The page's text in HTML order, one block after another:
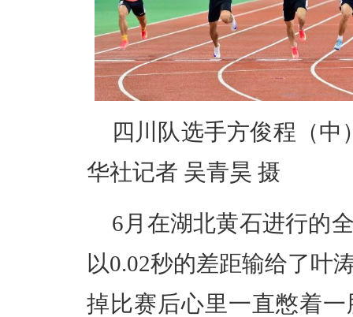
四川队选手方俊程（中
华社记者 吴青昊 摄
6月在湖北黄石进行的
以0.02秒的差距输给了叶
掉比赛后心里一直憋着